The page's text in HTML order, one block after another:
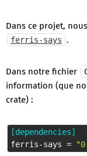
Dans ce projet,
ferris-says .
Dans notre fichier
information (que
crate) :
[dependencies]
ferris-says =